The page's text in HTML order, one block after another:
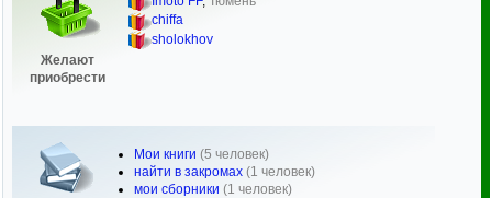
Желают
приобрести
chiffa
sholokhov
Мои книги (5 человек)
найти в закромах (1 человек)
мои сборники (1 человек)